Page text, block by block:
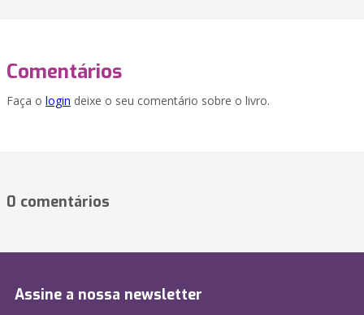
Comentários
Faça o login deixe o seu comentário sobre o livro.
0 comentários
Assine a nossa newsletter